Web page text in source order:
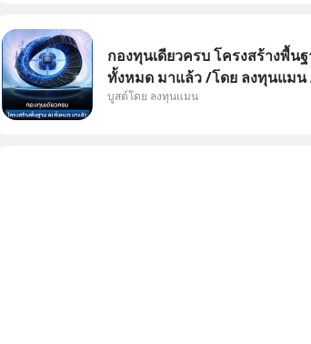
กองทุนเดียวครบ โครงสร้างพื้น
ทั้งหมด มาแล้ว /โดย ลงทุนแมน
Supercycle คือช่วงเวลาที่เทคโ
บูสต์โดย ลงทุนแมน